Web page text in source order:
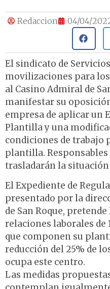
Redaccion 04/04/
El sindicato de
movilizaciones para los
al Casino Admiral de
manifestar su
empresa de aplicar un
Plantilla y una
condiciones de trabajo
plantilla. Responsables
trasladarán la situación
El Expediente de
presentado por la
de San Roque,
relaciones laborales de
que componen su
reducción del 25% de
ocupa este centro.
Las medidas